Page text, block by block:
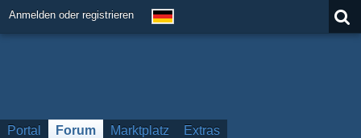
Anmelden oder registrieren
Portal Forum Marktplatz Extras